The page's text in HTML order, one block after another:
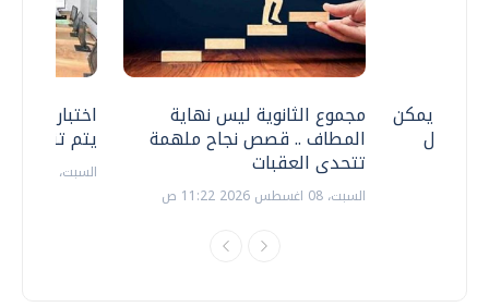
اختبارات
يتم
السبت، 18 يوليو 2026 09:22 ص
مجموع الثانوية ليس نهاية
المطاف .. قصص نجاح ملهمة
تتحدى العقبات
السبت، 08 اغسطس 2026 11:22 ص
.. هل يمكن
نتعامل